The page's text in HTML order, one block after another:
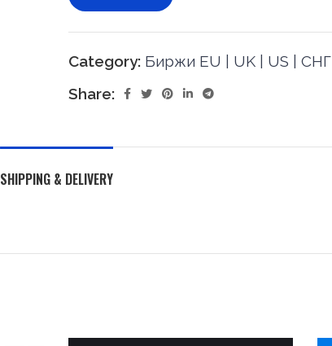
Category: Биржи EU | UK | US | СНГ
Share:
SHIPPING & DELIVERY